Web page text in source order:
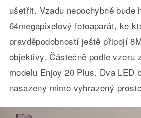
ušetřit. Vzadu nepochybně bude
64megapixelový fotoaparát, ke
pravděpodobností ještě připojí
objektivy. Částečně podle vzoru
modelu Enjoy 20 Plus. Dva LED
nasazeny mimo vyhrazený